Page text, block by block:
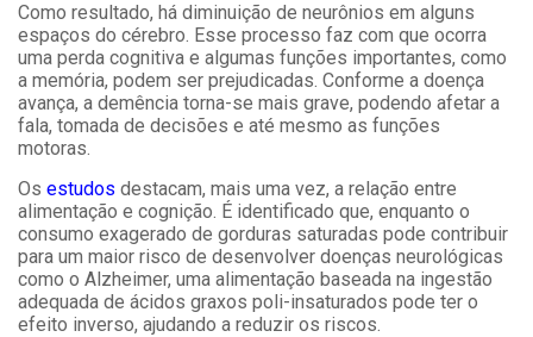
Como resultado, há diminuição de neurônios em alguns
espaços do cérebro. Esse processo faz com que ocorra
uma perda cognitiva e algumas funções importantes, como
a memória, podem ser prejudicadas. Conforme a doença
avança, a demência torna-se mais grave, podendo afetar a
fala, tomada de decisões e até mesmo as funções
motoras.
Os estudos destacam, mais uma vez, a relação entre
alimentação e cognição. É identificado que, enquanto o
consumo exagerado de gorduras saturadas pode contribuir
para um maior risco de desenvolver doenças neurológicas
como o Alzheimer, uma alimentação baseada na ingestão
adequada de ácidos graxos poli-insaturados pode ter o
efeito inverso, ajudando a reduzir os riscos.